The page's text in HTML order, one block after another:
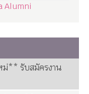
Alumni
** รับสมัครงาน